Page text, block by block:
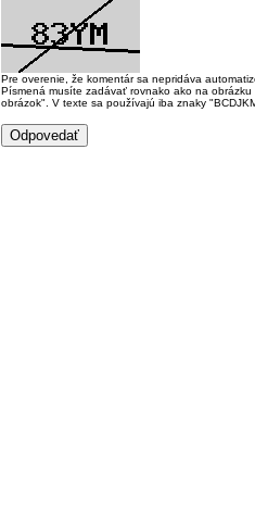
Pre overenie, že komentár sa nepridáva
Písmená musíte zadávať rovnako ako na
obrázok". V texte sa používajú iba znaky